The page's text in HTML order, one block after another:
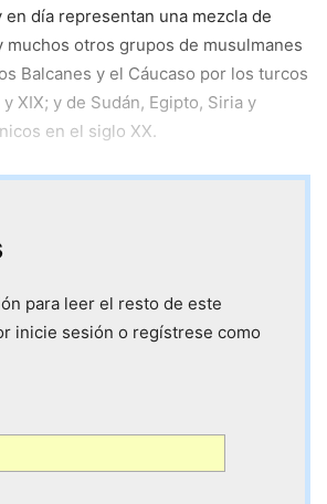
en día representan una mezcla de
muchos otros grupos de musulmanes
Balcanes y el Cáucaso por los turcos
XIX; y de Sudán, Egipto, Siria y
en el siglo XX.
para leer el resto de este
inicie sesión o regístrese como